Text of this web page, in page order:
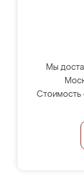
Мы
Стоимость